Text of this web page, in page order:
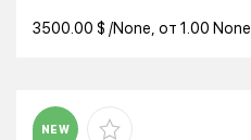
3500.00 $ /None, от 1.00 None
NEW